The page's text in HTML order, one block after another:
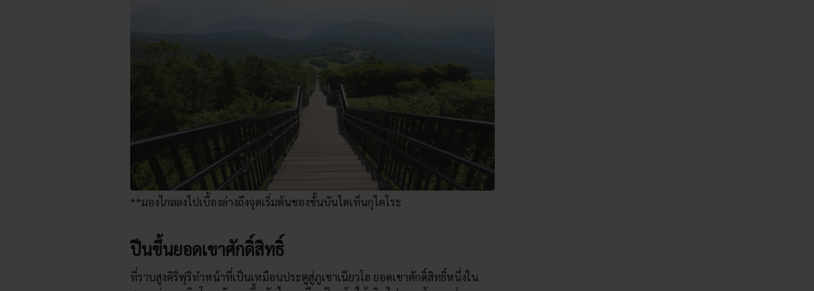
**มองไกลลงไปเบื้องล่างถึงจุดเริ่มต้นของขั้นบันไดเท็นกุไคโระ
ปีนขึ้นยอดเขาศักดิ์สิทธิ์
ที่ราบสูงคิริฟุริทำหน้าที่เป็นเหมือนประตูสู่ภูเขาเนียวโฮ ยอดเขาศักดิ์สิทธิ์หนึ่งใน